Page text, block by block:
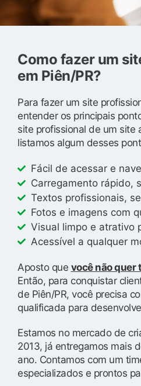
Como fazer um
em Piên/PR?
Para fazer um site
entender os principais
site profissional de um site
listamos algum desses
Fácil de acessar e
Carregamento rápido,
Textos profissionais,
Fotos e imagens com
Visual limpo e atrativo
Acessível a qualquer
Aposto que você não quer
Então, para conquistar
de Piên/PR, você precisa
qualificada para
Estamos no mercado de
2013, já entregamos mais
ano. Contamos com um
especializados e prontos